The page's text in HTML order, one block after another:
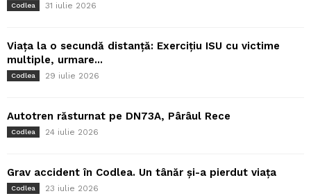
Codlea 31 iulie 2026
Viața la o secundă distanță: Exercițiu ISU cu victime
multiple, urmare...
Codlea 29 iulie 2026
Autotren răsturnat pe DN73A, Pârâul Rece
Codlea 24 iulie 2026
Grav accident în Codlea. Un tânăr și-a pierdut viața
Codlea 23 iulie 2026